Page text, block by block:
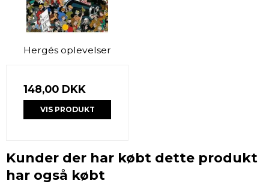
Hergés oplevelser
148,00 DKK
VIS PRODUKT
Kunder der har købt dette produkt
har også købt